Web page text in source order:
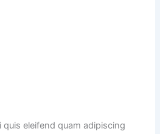
eleifend quam adipiscing